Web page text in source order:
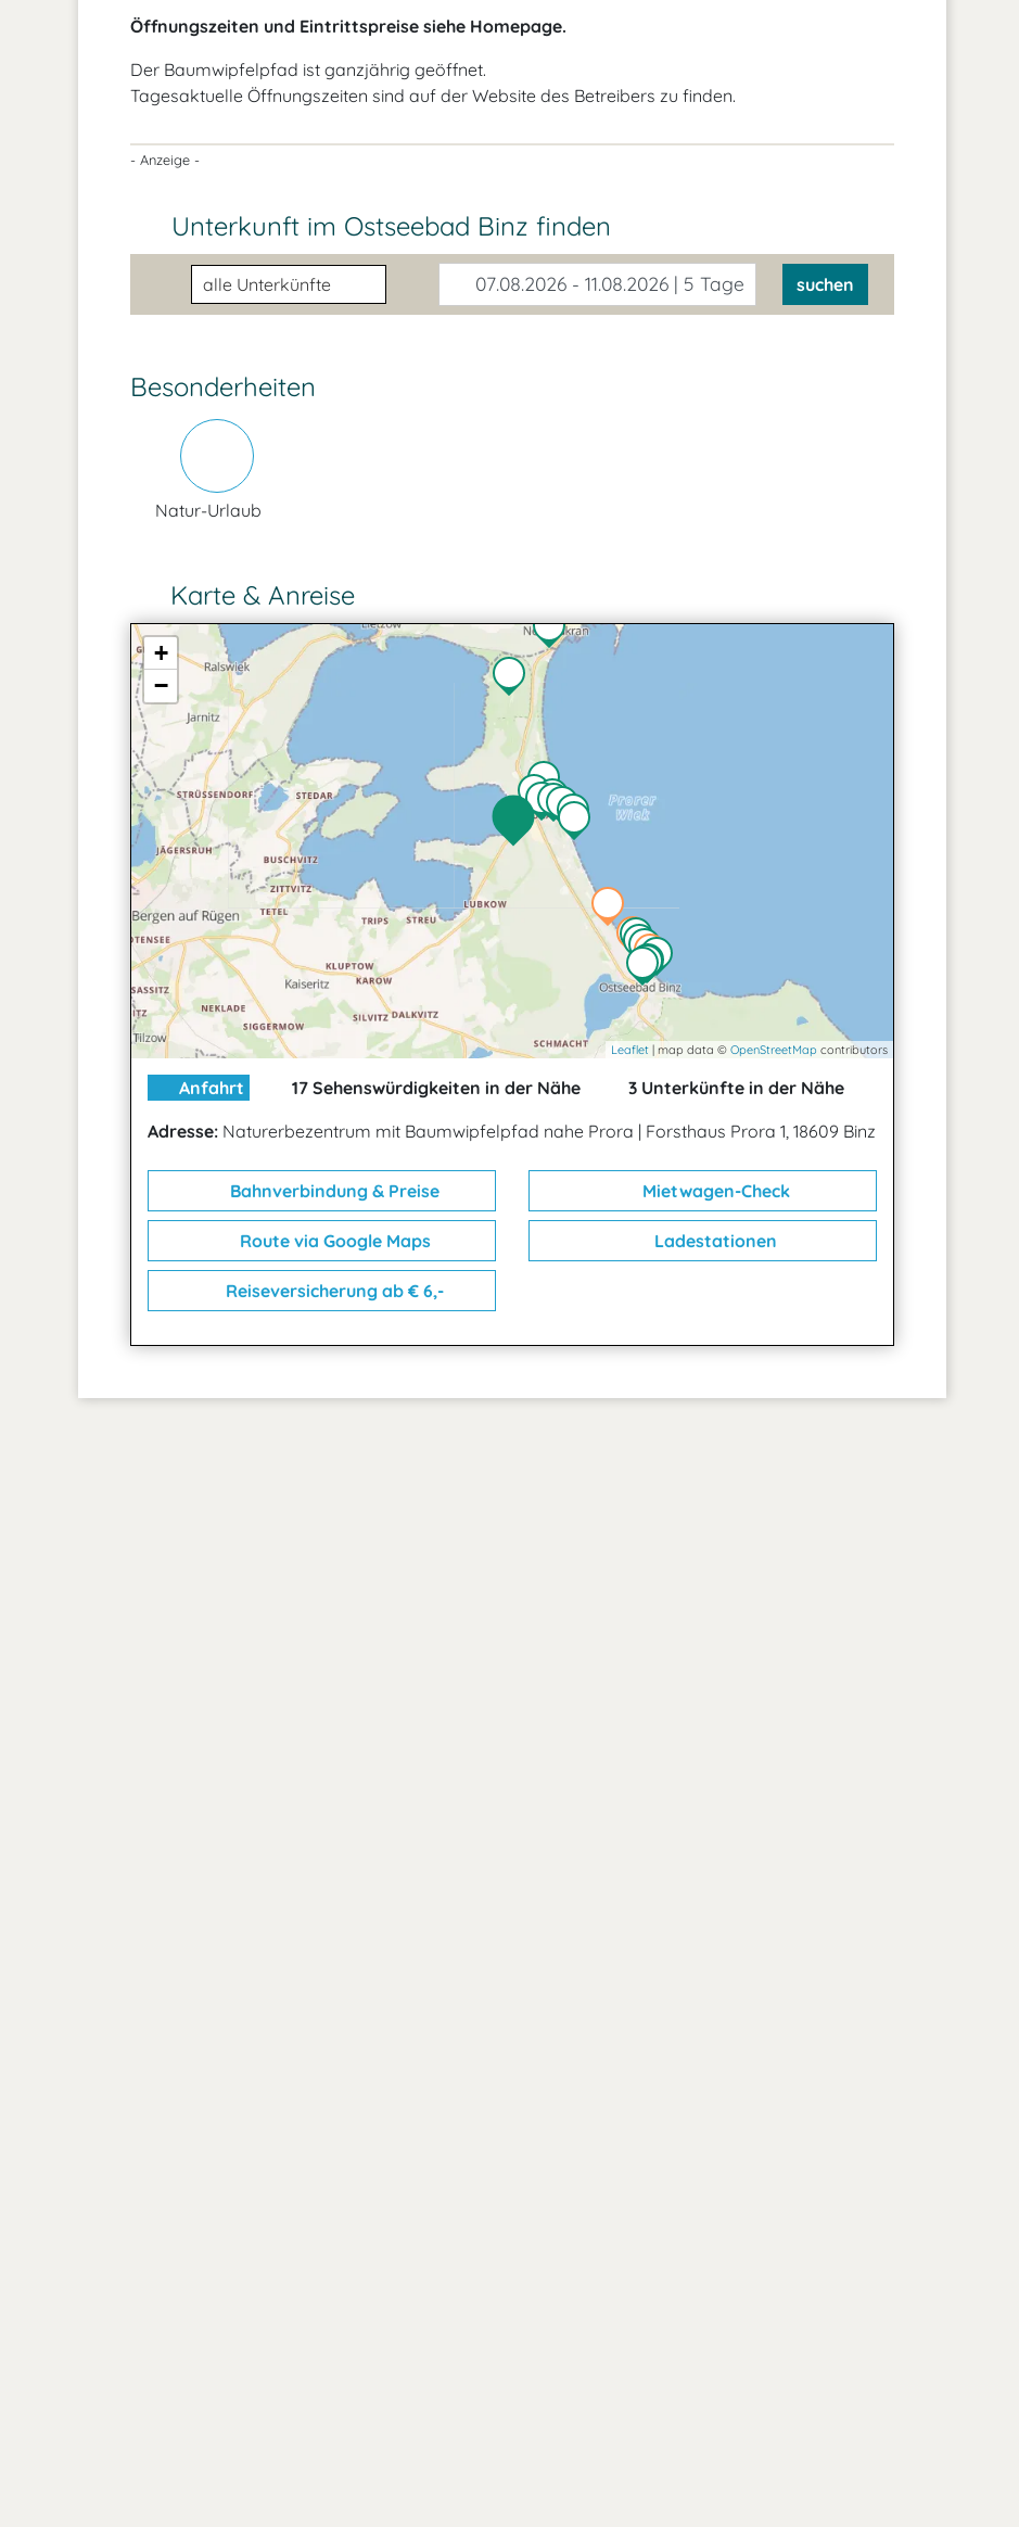
Öffnungszeiten und Eintrittspreise siehe Homepage.
Der Baumwipfelpfad ist ganzjährig geöffnet.
Tagesaktuelle Öffnungszeiten sind auf der Website des Betreibers zu finden.
- Anzeige -
Unterkunft im Ostseebad Binz finden
Unterkunftsart 07.08.2026 - 11.08.2026 | 5 Tage suchen
Besonderheiten
Natur-Urlaub
Karte & Anreise
+
−
Leaflet | map data © OpenStreetMap contributors
Anfahrt 17 Sehenswürdigkeiten in der Nähe
3 Unterkünfte in der Nähe
Adresse: Naturerbezentrum mit Baumwipfelpfad nahe Prora | Forsthaus Prora 1, 18609 Binz
Bahnverbindung & Preise Mietwagen-Check
Route via Google Maps Ladestationen
Reiseversicherung ab € 6,-